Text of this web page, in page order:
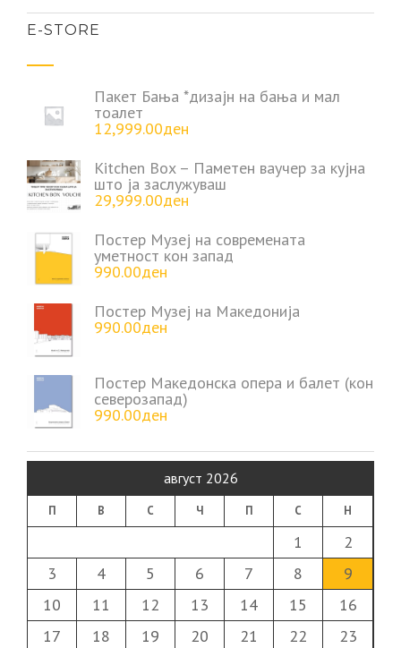
Е-STORE
Пакет Бања *дизајн на бања и мал
тоалет
12,999.00ден
Kitchen Box – Паметен ваучер за кујна
што ја заслужуваш
29,999.00ден
Постер Музеј на современата
уметност кон запад
990.00ден
Постер Музеј на Македонија
990.00ден
Постер Македонска опера и балет (кон
северозапад)
990.00ден
август 2026
П В С Ч П С Н
1
2
3
4 5 6 7 8
9
10
11 12 13 14 15
16
17
18 19 20 21 22
23